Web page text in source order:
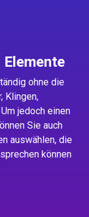
ohne die
Klingen,
jedoch einen
Sie auch
auswählen, die
können